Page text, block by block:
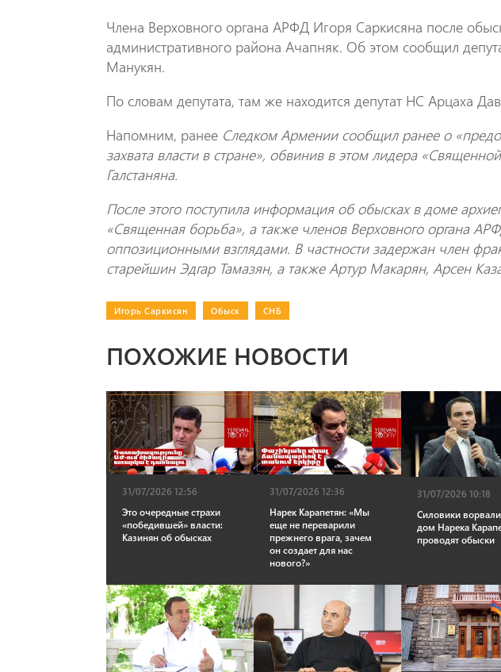
Члена Верховного органа АРФД Игоря Саркисяна после
административного района Ачапняк. Об этом сообщил
Манукян.
По словам депутата, там же находится депутат НС Арцаха
Напомним, ранее Следком Армении сообщил ранее о
захвата власти в стране», обвинив в этом лидера
Галстаняна.
После этого поступила информация об обысках в доме
«Священная борьба», а также членов Верховного органа
оппозиционными взглядами. В частности задержан член
старейшин Эдгар Тамазян, а также Артур Макарян, Арсен
Игорь Саркисян Обыск СНБ
ПОХОЖИЕ НОВОСТИ
31/07/2026 12:56
Это очередные страхи
«победившей» власти:
Казинян об обысках
31/07/2026 12:36
Нарек Карапетян: «Мы
еще не переварили
прежнего врага, зачем
он создает для нас
нового?»
31/07/2026 10:18
Силовики
дом Нарека
проводят обыски